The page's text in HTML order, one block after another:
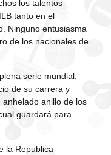
los talentos
tanto en el
Ninguno entusiasma
de los nacionales de
serie mundial,
de su carrera y
anillo de los
guardará para
la Republica